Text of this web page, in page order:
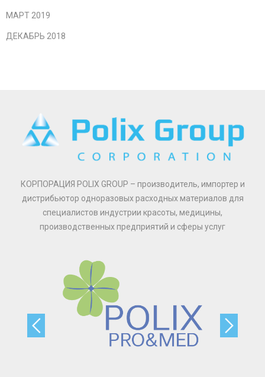
МАРТ 2019
ДЕКАБРЬ 2018
КОРПОРАЦИЯ POLIX GROUP – производитель, импортер и
дистрибьютор одноразовых расходных материалов для
специалистов индустрии красоты, медицины,
производственных предприятий и сферы услуг